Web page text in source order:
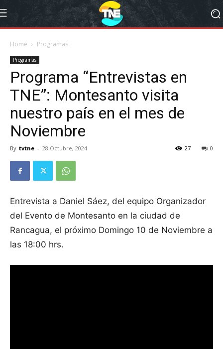
Home Programas
Programas
Programa “Entrevistas en
TNE”: Montesanto visita
nuestro país en el mes de
Noviembre
By tvtne - 28 Octubre, 2024 0
27
Entrevista a Daniel Sáez, del equipo Organizador
del Evento de Montesanto en la ciudad de
Rancagua, el próximo Domingo 10 de Noviembre a
las 18:00 hrs.